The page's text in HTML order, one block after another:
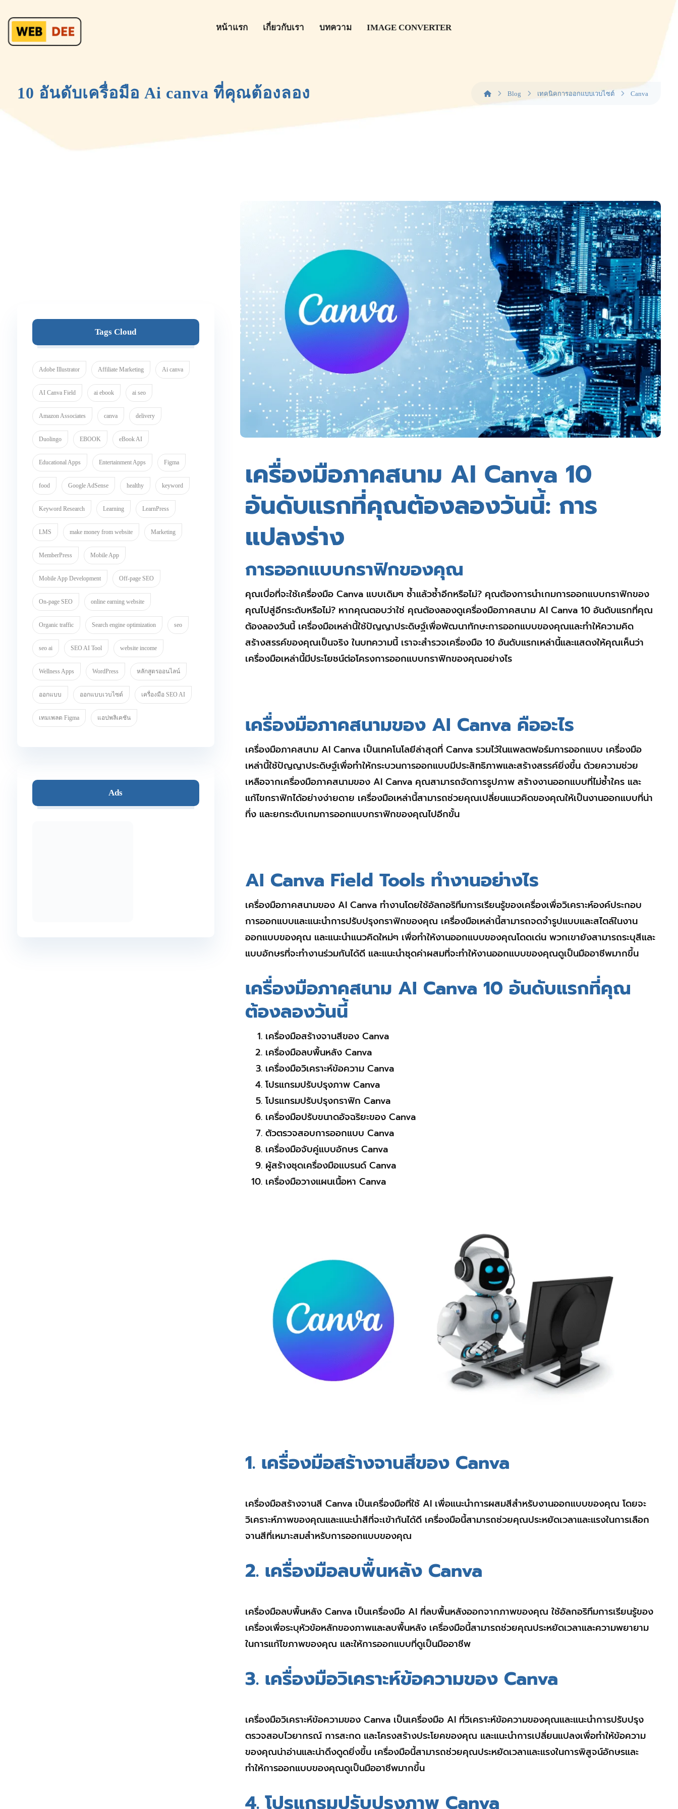
หน้าแรก เกี่ยวกับเรา บทความ IMAGE CONVERTER
10 อันดับเครื่อมือ Ai canva ที่คุณต้องลอง Blog เทคนิคการออกแบบเวบไซต์ Canva
เครื่องมือภาคสนาม AI Canva 10
อันดับแรกที่คุณต้องลองวันนี้: การ
แปลงร่าง
การออกแบบกราฟิกของคุณ
คุณเบื่อที่จะใช้เครื่องมือ Canva แบบเดิมๆ ซ้ำแล้วซ้ำอีกหรือไม่? คุณต้องการนำเกมการออกแบบกราฟิกของ
คุณไปสู่อีกระดับหรือไม่? หากคุณตอบว่าใช่ คุณต้องลองดูเครื่องมือภาคสนาม AI Canva 10 อันดับแรกที่คุณ
ต้องลองวันนี้ เครื่องมือเหล่านี้ใช้ปัญญาประดิษฐ์เพื่อพัฒนาทักษะการออกแบบของคุณและทำให้ความคิด
สร้างสรรค์ของคุณเป็นจริง ในบทความนี้ เราจะสำรวจเครื่องมือ 10 อันดับแรกเหล่านี้และแสดงให้คุณเห็นว่า
เครื่องมือเหล่านี้มีประโยชน์ต่อโครงการออกแบบกราฟิกของคุณอย่างไร
เครื่องมือภาคสนามของ AI Canva คืออะไร
เครื่องมือภาคสนาม AI Canva เป็นเทคโนโลยีล่าสุดที่ Canva รวมไว้ในแพลตฟอร์มการออกแบบ เครื่องมือ
เหล่านี้ใช้ปัญญาประดิษฐ์เพื่อทำให้กระบวนการออกแบบมีประสิทธิภาพและสร้างสรรค์ยิ่งขึ้น ด้วยความช่วย
เหลือจากเครื่องมือภาคสนามของ AI Canva คุณสามารถจัดการรูปภาพ สร้างงานออกแบบที่ไม่ซ้ำใคร และ
แก้ไขกราฟิกได้อย่างง่ายดาย เครื่องมือเหล่านี้สามารถช่วยคุณเปลี่ยนแนวคิดของคุณให้เป็นงานออกแบบที่น่า
ทึ่ง และยกระดับเกมการออกแบบกราฟิกของคุณไปอีกขั้น
AI Canva Field Tools ทำงานอย่างไร
เครื่องมือภาคสนามของ AI Canva ทำงานโดยใช้อัลกอริทึมการเรียนรู้ของเครื่องเพื่อวิเคราะห์องค์ประกอบ
การออกแบบและแนะนำการปรับปรุงกราฟิกของคุณ เครื่องมือเหล่านี้สามารถจดจำรูปแบบและสไตล์ในงาน
ออกแบบของคุณ และแนะนำแนวคิดใหม่ๆ เพื่อทำให้งานออกแบบของคุณโดดเด่น พวกเขายังสามารถระบุสีและ
แบบอักษรที่จะทำงานร่วมกันได้ดี และแนะนำชุดค่าผสมที่จะทำให้งานออกแบบของคุณดูเป็นมืออาชีพมากขึ้น
เครื่องมือภาคสนาม AI Canva 10 อันดับแรกที่คุณ
ต้องลองวันนี้
เครื่องมือสร้างจานสีของ Canva
เครื่องมือลบพื้นหลัง Canva
เครื่องมือวิเคราะห์ข้อความ Canva
โปรแกรมปรับปรุงภาพ Canva
โปรแกรมปรับปรุงกราฟิก Canva
เครื่องมือปรับขนาดอัจฉริยะของ Canva
ตัวตรวจสอบการออกแบบ Canva
เครื่องมือจับคู่แบบอักษร Canva
ผู้สร้างชุดเครื่องมือแบรนด์ Canva
เครื่องมือวางแผนเนื้อหา Canva
1. เครื่องมือสร้างจานสีของ Canva
เครื่องมือสร้างจานสี Canva เป็นเครื่องมือที่ใช้ AI เพื่อแนะนำการผสมสีสำหรับงานออกแบบของคุณ โดยจะ
วิเคราะห์ภาพของคุณและแนะนำสีที่จะเข้ากันได้ดี เครื่องมือนี้สามารถช่วยคุณประหยัดเวลาและแรงในการเลือก
จานสีที่เหมาะสมสำหรับการออกแบบของคุณ
2. เครื่องมือลบพื้นหลัง Canva
เครื่องมือลบพื้นหลัง Canva เป็นเครื่องมือ AI ที่ลบพื้นหลังออกจากภาพของคุณ ใช้อัลกอริทึมการเรียนรู้ของ
เครื่องเพื่อระบุหัวข้อหลักของภาพและลบพื้นหลัง เครื่องมือนี้สามารถช่วยคุณประหยัดเวลาและความพยายาม
ในการแก้ไขภาพของคุณ และให้การออกแบบที่ดูเป็นมืออาชีพ
3. เครื่องมือวิเคราะห์ข้อความของ Canva
เครื่องมือวิเคราะห์ข้อความของ Canva เป็นเครื่องมือ AI ที่วิเคราะห์ข้อความของคุณและแนะนำการปรับปรุง
ตรวจสอบไวยากรณ์ การสะกด และโครงสร้างประโยคของคุณ และแนะนำการเปลี่ยนแปลงเพื่อทำให้ข้อความ
ของคุณน่าอ่านและน่าดึงดูดยิ่งขึ้น เครื่องมือนี้สามารถช่วยคุณประหยัดเวลาและแรงในการพิสูจน์อักษรและ
ทำให้การออกแบบของคุณดูเป็นมืออาชีพมากขึ้น
4. โปรแกรมปรับปรุงภาพ Canva
Tags Cloud
Adobe Illustrator Affiliate Marketing Ai canva
AI Canva Field ai ebook ai seo
Amazon Associates canva delivery
Duolingo EBOOK eBook AI
Educational Apps Entertainment Apps Figma
food Google AdSense healthy keyword
Keyword Research Learning LearnPress
LMS make money from website Marketing
MemberPress Mobile App
Mobile App Development Off-page SEO
On-page SEO online earning website
Organic traffic Search engine optimization seo
seo ai SEO AI Tool website income
Wellness Apps WordPress หลักสูตรออนไลน์
ออกแบบ ออกแบบเวบไซต์ เครื่องมือ SEO AI
เทมเพลต Figma แอปพลิเคชัน
Ads